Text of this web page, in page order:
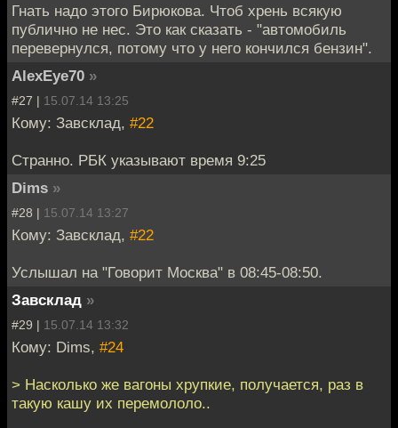
Гнать надо этого Бирюкова. Чтоб хрень всякую
публично не нес. Это как сказать - "автомобиль
перевернулся, потому что у него кончился бензин".
AlexEye70 »
#27 | 15.07.14 13:25
Кому: Завсклад, #22
Странно. РБК указывают время 9:25
Dims »
#28 | 15.07.14 13:27
Кому: Завсклад, #22
Услышал на "Говорит Москва" в 08:45-08:50.
Завсклад »
#29 | 15.07.14 13:32
Кому: Dims, #24
> Насколько же вагоны хрупкие, получается, раз в
такую кашу их перемололо..